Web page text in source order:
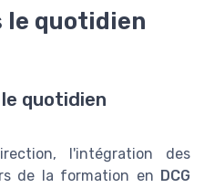
le quotidien
quotidien
l'intégration des
de la formation en DCG